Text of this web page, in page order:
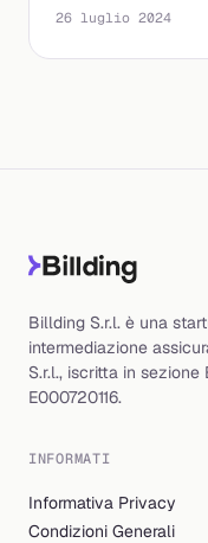
26 luglio 2024
Billding S.r.l. è una
intermediazione
S.r.l., iscritta in sezione
E000720116.
INFORMATI
Informativa Privacy
Condizioni Generali